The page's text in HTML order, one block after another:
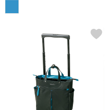
その他
シューズ